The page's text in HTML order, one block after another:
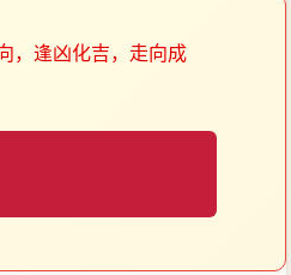
，逢凶化吉，走向成